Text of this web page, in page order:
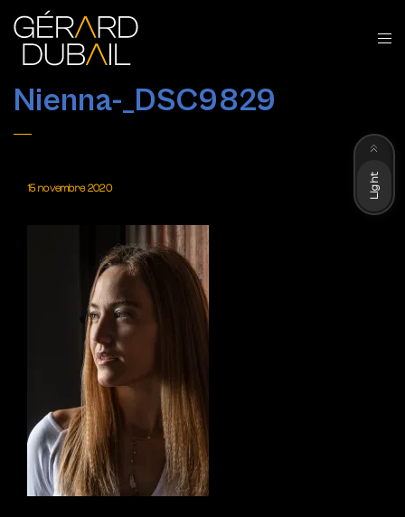
Nienna-_DSC9829
15 novembre 2020 Light
Dark